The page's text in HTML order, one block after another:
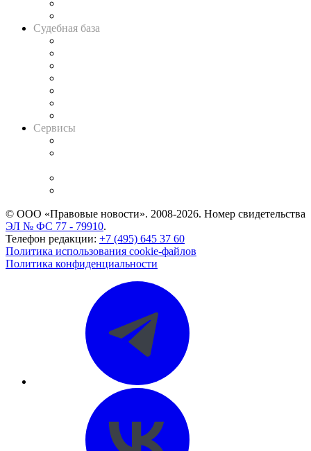
Судебная база
Сервисы
© ООО «Правовые новости». 2008-2026. Номер свидетельства
ЭЛ № ФС 77 - 79910.
Телефон редакции: +7 (495) 645 37 60
Политика использования cookie-файлов
Политика конфиденциальности